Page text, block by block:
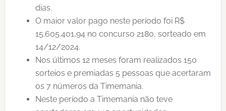
dias.
O maior valor pago neste período foi R$
15.605.401,94 no concurso 2180, sorteado em
14/12/2024.
Nos últimos 12 meses foram realizados 150
sorteios e premiadas 5 pessoas que acertaram
os 7 números da Timemania.
Neste período a Timemania não teve